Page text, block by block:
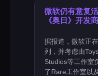
微软仍有意复
《奥日》开发
据报道，微软正
列，并考虑由
Studios等工作室
了Rare工作室以